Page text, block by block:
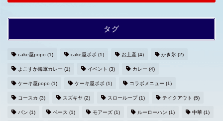
タグ
cake屋popo (1) cake屋ポポ (1) お土産 (4) かき氷 (2)
よこすか海軍カレー (1) イベント (3) カレー (4)
ケーキ屋popo (1) ケーキ屋ポポ (1) コラボメニュー (1)
コースカ (3) スズキヤ (2) スローループ(1) テイクアウト (5)
パン (1) ベース (1) モアーズ (1) ルーローハン (1) 中華 (1)
ホームへ
プライバシーポリシー